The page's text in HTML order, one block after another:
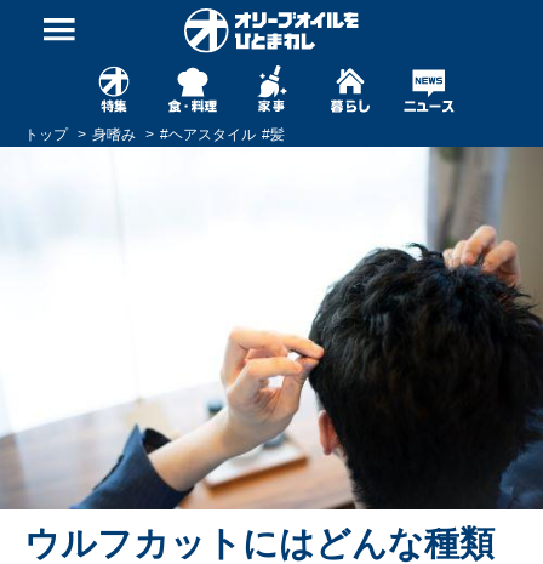
トップ 身嗜み #ヘアスタイル #髪
ウルフカットにはどんな種類